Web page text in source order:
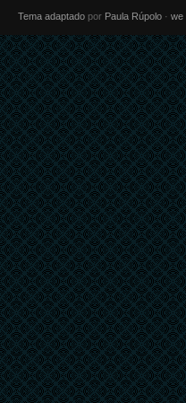
Tema adaptado por Paula Rúpolo · we